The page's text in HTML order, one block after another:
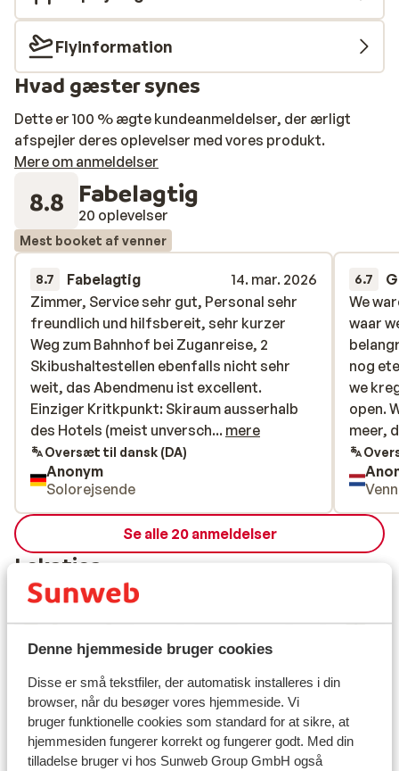
Denne hjemmeside bruger cookies
Disse er små tekstfiler, der automatisk installeres i din
browser, når du besøger vores hjemmeside. Vi
bruger funktionelle cookies som standard for at sikre, at
hjemmesiden fungerer korrekt og fungerer godt. Med din
tilladelse bruger vi hos Sunweb Group GmbH også
Flyinformation
Hvad gæster synes
Dette er 100 % ægte kundeanmeldelser, der ærligt
afspejler deres oplevelser med vores produkt.
Mere om anmeldelser
8.8 Fabelagtig
20 oplevelser
Mest booket af venner
8.7 Fabelagtig
14. mar. 2026
Zimmer, Service sehr gut, Personal sehr
freundlich und hilfsbereit, sehr kurzer
Weg zum Bahnhof bei Zuganreise, 2
Skibushaltestellen ebenfalls nicht sehr
weit, das Abendmenu ist excellent.
Einziger Kritkpunkt: Skiraum ausserhalb
des Hotels (meist unverschlossen),
Schuhtrockenraum ist auch schon in die
Jahre gekommen. Für ein 4*S Hotel
definitiv nicht mehr zeitgemäß
Zimmer, Service sehr gut, Personal sehr
freundlich und hilfsbereit, sehr kurzer
Weg zum Bahnhof bei Zuganreise, 2
Skibushaltestellen ebenfalls nicht sehr
weit, das Abendmenu ist excellent.
Einziger Kritkpunkt: Skiraum ausserhalb
des Hotels (meist unversch... mere
Oversæt til dansk (DA)
Anonym
Solorejsende
6.7
We
waar
nog
we
open.
meer,
in de
We
waar
nog
we
open.
meer,
Se alle 20 anmeldelser
Lokation